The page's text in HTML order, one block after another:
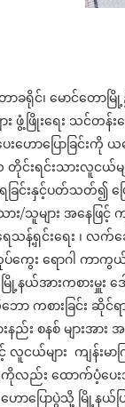
ခရိုင်၊ မောင်တောမ
ဖွံ့ဖြိုးရေး သင်တန်
းဟောပြောခြင်း
တိုင်းရင်းသားလူငယ်
ခြင်းနှင့်ပတ်သတ်၍ ပြ
/သူများ အနေဖြင့်
န့်ရှင်းရေး ၊ လက်ဆေ
း ရောဂါ ကာကွယ်နှိ
ြို့နယ်အားကစားမှူး ဒ
ာ ကစားခြင်း ဆိုင်ရာ
ည်း စနစ် များအား
င့် လူငယ်များ ကျန်း
ားကိုလည်း ထောက်ပံ့ပ
ပြောပွဲသို့ မြို့နယ်ပြ